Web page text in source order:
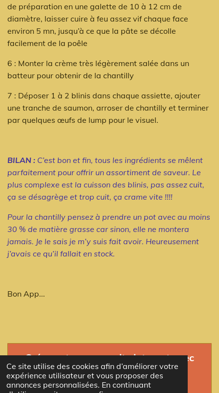
Ce site utilise des cookies afin d’améliorer votre
expérience utilisateur et vous proposer des
annonces personnalisées. En continuant
de préparation en une galette de 10 à 12 cm de
diamètre, laisser cuire à feu assez vif chaque face
environ 5 mn, jusqu’à ce que la pâte se décolle
facilement de la poêle
6 : Monter la crème très légèrement salée dans un
batteur pour obtenir de la chantilly
7 : Déposer 1 à 2 blinis dans chaque assiette, ajouter
une tranche de saumon, arroser de chantilly et terminer
par quelques œufs de lump pour le visuel.
BILAN : C’est bon et fin, tous les ingrédients se mêlent
parfaitement pour offrir un assortiment de saveur. Le
plus complexe est la cuisson des blinis, pas assez cuit,
ça se désagrège et trop cuit, ça crame vite !!!!
Pour la chantilly pensez à prendre un pot avec au moins
30 % de matière grasse car sinon, elle ne montera
jamais. Je le sais je m’y suis fait avoir. Heureusement
j’avais ce qu’il fallait en stock.
Bon App...
Créez votre propre site internet avec
Webador